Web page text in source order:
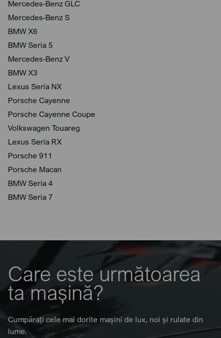
Mercedes-Benz GLC
Mercedes-Benz S
BMW X6
BMW Seria 5
Mercedes-Benz V
BMW X3
Lexus Seria NX
Porsche Cayenne
Porsche Cayenne Coupe
Volkswagen Touareg
Lexus Seria RX
Porsche 911
Porsche Macan
BMW Seria 4
BMW Seria 7
Care este următoarea
ta mașină?
Cumpărați cele mai dorite mașini de lux, noi și rulate din
lume.